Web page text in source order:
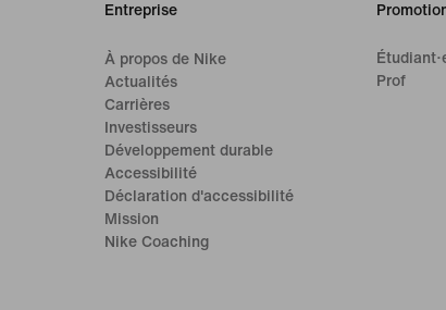
Entreprise
À propos de Nike
Actualités
Carrières
Investisseurs
Développement durable
Accessibilité
Déclaration d'accessibilité
Mission
Nike Coaching
Prof